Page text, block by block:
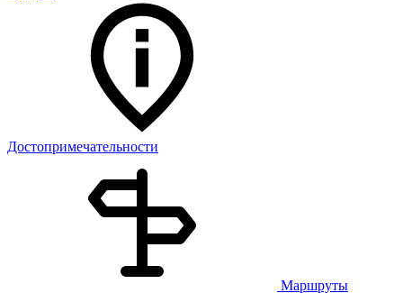
Достопримечательности
Маршруты